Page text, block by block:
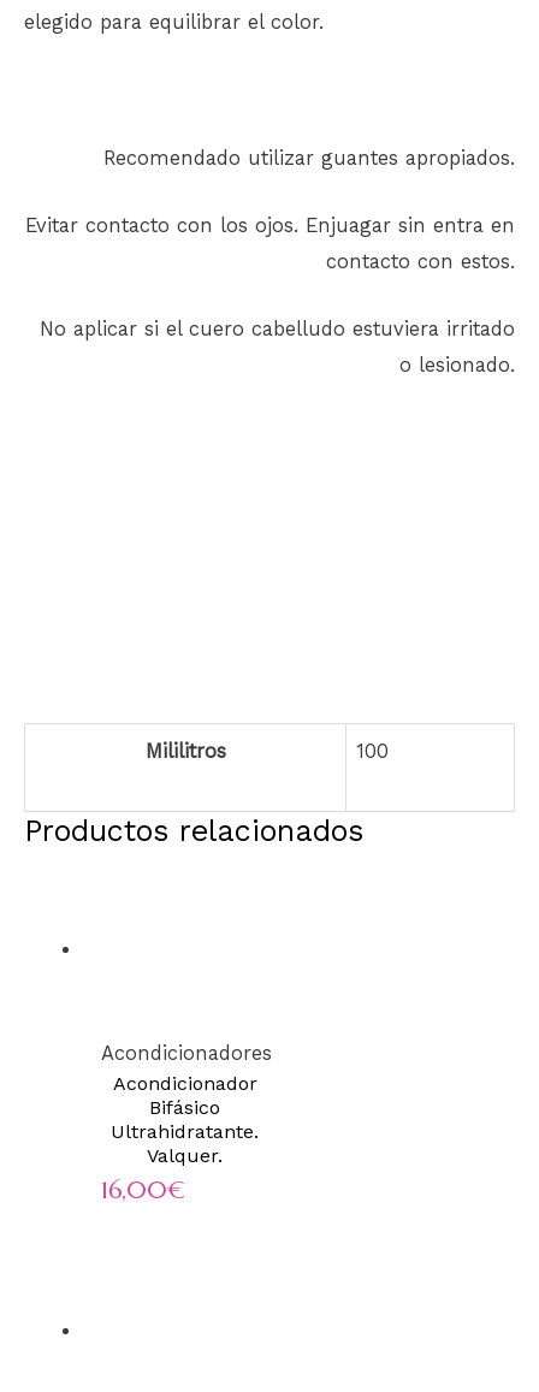
elegido para equilibrar el color.
Recomendado utilizar guantes apropiados.
Evitar contacto con los ojos. Enjuagar sin entra en
contacto con estos.
No aplicar si el cuero cabelludo estuviera irritado
o lesionado.
Mililitros 100
Productos relacionados
Acondicionadores
Acondicionador
Bifásico
Ultrahidratante.
Valquer.
16,00€